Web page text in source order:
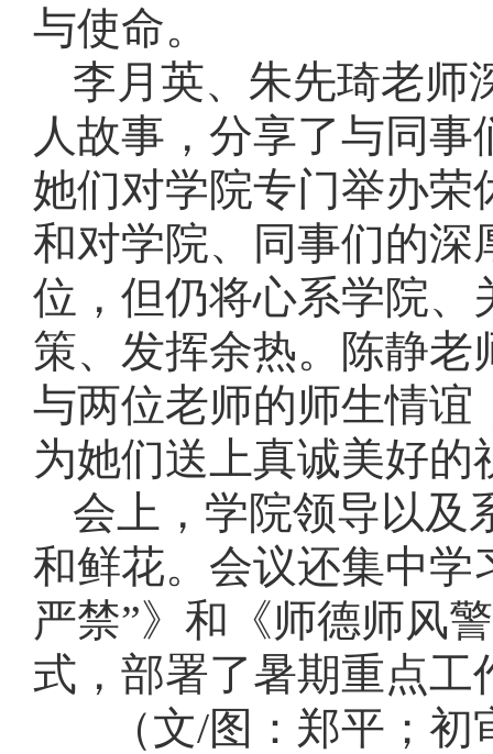
与使命。
李月英、朱先琦老师
人故事，分享了与同
她们对学院专门举办
和对学院、同事们的深
位，但仍将心系学院、
策、发挥余热。陈静
与两位老师的师生情谊
为她们送上真诚美好的
会上，学院领导以及
和鲜花。会议还集中学
严禁”》和《师德师风
式，部署了暑期重点工
（文/图：郑平；